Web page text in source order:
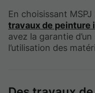
En choisissant
travaux de peinture
avez la garantie
l’utilisation des